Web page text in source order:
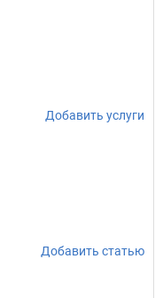
Добавить услуги
Добавить статью